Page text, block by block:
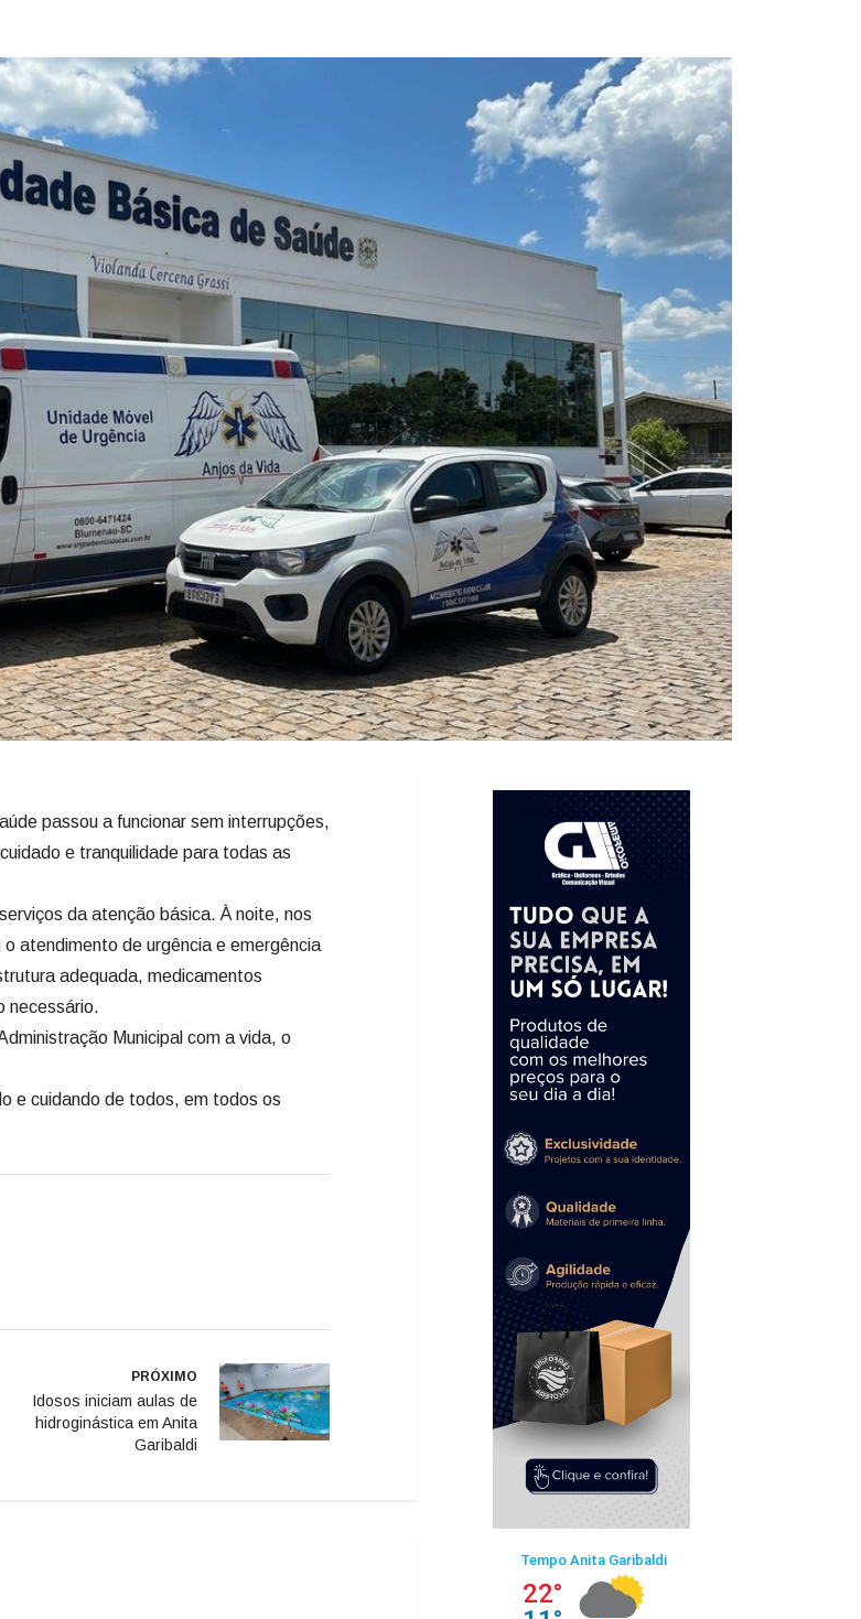
passou a funcionar sem interrupções,
e tranquilidade para todas as
da atenção básica. À noite, nos
atendimento de urgência e emergência
adequada, medicamentos
necessário.
Municipal com a vida, o
e cuidando de todos, em todos os
PRÓXIMO
Idosos iniciam aulas de
hidroginástica em Anita
Garibaldi